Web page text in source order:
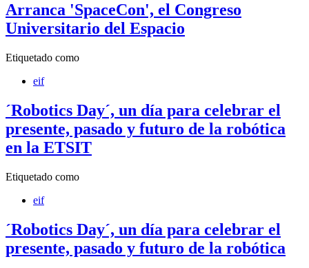
Arranca 'SpaceCon', el Congreso
Universitario del Espacio
Etiquetado como
eif
´Robotics Day´, un día para celebrar el
presente, pasado y futuro de la robótica
en la ETSIT
Etiquetado como
eif
´Robotics Day´, un día para celebrar el
presente, pasado y futuro de la robótica